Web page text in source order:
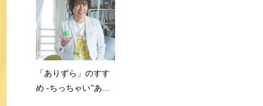
「ありずら」のすす
め -ちっちゃい”あ...